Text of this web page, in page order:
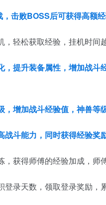
击败BOSS后可获得高额
轻松获取经验，挂机时间
，提升装备属性，增加战
增加战斗经验值，神兽等
斗能力，同时获得经验奖
获得师傅的经验加成，师
录天数，领取登录奖励，